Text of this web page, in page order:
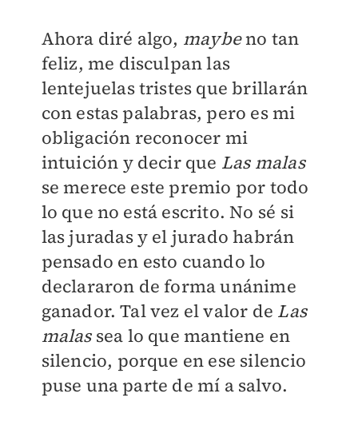
Ahora diré algo, maybeno tan
feliz, me disculpan las
lentejuelas tristes que brillarán
con estas palabras, pero es mi
obligación reconocer mi
intuición y decir que Las malas
se merece este premio por todo
lo que no está escrito. No sé si
las juradas y el jurado habrán
pensado en esto cuando lo
declararon de forma unánime
ganador. Tal vez el valor de Las
malassea lo que mantiene en
silencio, porque en ese silencio
puse una parte de mí a salvo.